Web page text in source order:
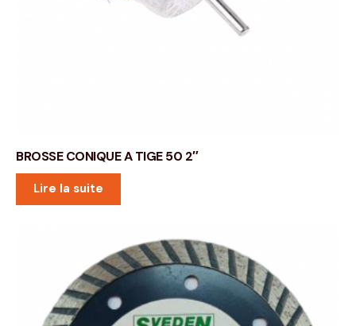
BROSSE CONIQUE A TIGE 50 2″
Lire la suite